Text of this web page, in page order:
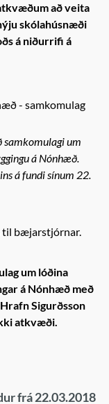
að veita
skólahúsnæði
á niðurrifi á
- samkomulag
samkomulagi um
á Nónhæð.
á fundi sínum 22.
til bæjarstjórnar.
um lóðina
á Nónhæð með
Sigurðsson
atkvæði.
frá 22.03.2018